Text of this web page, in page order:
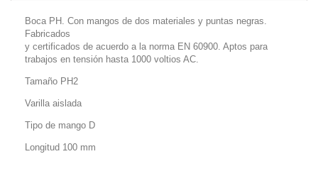
Boca PH. Con mangos de dos materiales y puntas negras.
Fabricados
y certificados de acuerdo a la norma EN 60900. Aptos para
trabajos en tensión hasta 1000 voltios AC.
Tamaño PH2
Varilla aislada
Tipo de mango D
Longitud 100 mm